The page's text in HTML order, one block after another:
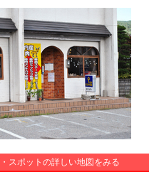
スポットの詳しい地図をみる